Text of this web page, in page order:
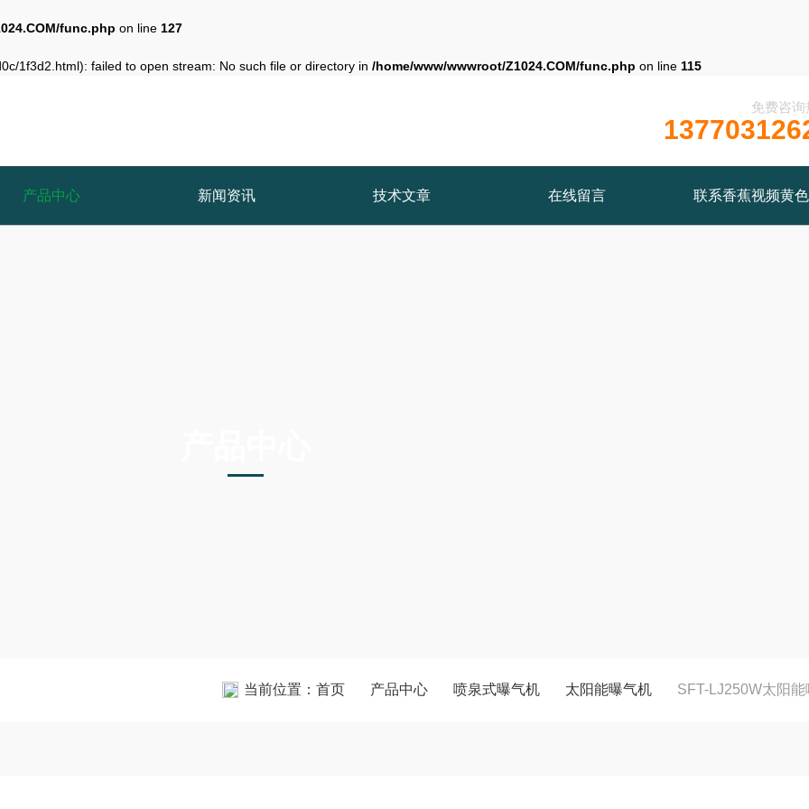
func.php on line 127
1f3d2.html): failed to open stream: No such file or directory in /home/www/wwwroot/Z1024.COM/func.php on line 115
免费咨询
产品中心 新闻资讯 技术文章 在线留言 联系香蕉视频黄色
当前位置： 首页 产品中心 喷泉式曝气机 太阳能曝气机 SFT-LJ250W太阳